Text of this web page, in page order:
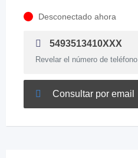
Desconectado ahora
5493513410XXX
Revelar el número de teléfono
Consultar por email